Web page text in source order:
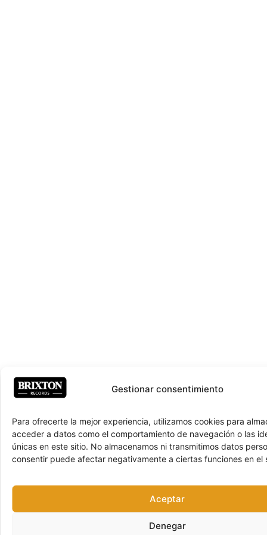
Gestionar consentimiento
Para ofrecerte la mejor experiencia, utilizamos cookies para
acceder a datos como el comportamiento de navegación o las
únicas en este sitio. No almacenamos ni transmitimos datos
consentir puede afectar negativamente a ciertas funciones en el
Aceptar
Denegar